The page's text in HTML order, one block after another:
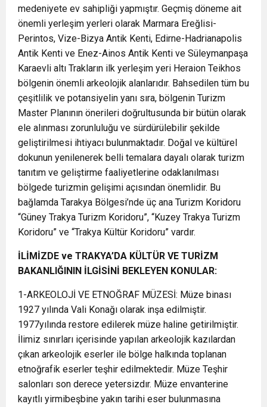
medeniyete ev sahipliği yapmıştır. Geçmiş döneme ait
önemli yerleşim yerleri olarak Marmara Ereğlisi-
Perintos, Vize-Bizya Antik Kenti, Edirne-Hadrianapolis
Antik Kenti ve Enez-Ainos Antik Kenti ve Süleymanpaşa
Karaevli altı Trakların ilk yerleşim yeri Heraion Teikhos
bölgenin önemli arkeolojik alanlarıdır. Bahsedilen tüm bu
çeşitlilik ve potansiyelin yanı sıra, bölgenin Turizm
Master Planının önerileri doğrultusunda bir bütün olarak
ele alınması zorunluluğu ve sürdürülebilir şekilde
geliştirilmesi ihtiyacı bulunmaktadır. Doğal ve kültürel
dokunun yenilenerek belli temalara dayalı olarak turizm
tanıtım ve geliştirme faaliyetlerine odaklanılması
bölgede turizmin gelişimi açısından önemlidir. Bu
bağlamda Tarakya Bölgesi’nde üç ana Turizm Koridoru
“Güney Trakya Turizm Koridoru”, “Kuzey Trakya Turizm
Koridoru” ve “Trakya Kültür Koridoru” vardır.
İLİMİZDE ve TRAKYA’DA KÜLTÜR VE TURİZM
BAKANLIĞININ İLGİSİNİ BEKLEYEN KONULAR:
1-ARKEOLOJİ VE ETNOĞRAF MÜZESİ: Müze binası
1927 yılında Vali Konağı olarak inşa edilmiştir.
1977yılında restore edilerek müze haline getirilmiştir.
İlimiz sınırları içerisinde yapılan arkeolojik kazılardan
çıkan arkeolojik eserler ile bölge halkında toplanan
etnoğrafik eserler teşhir edilmektedir. Müze Teşhir
salonları son derece yetersizdır. Müze envanterine
kayıtlı yirmibeşbine yakın tarihi eser bulunmasına